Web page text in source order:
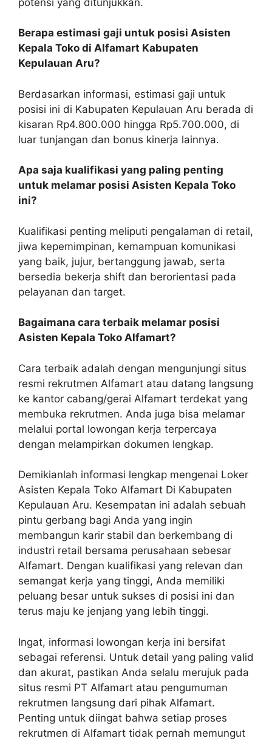
Berapa estimasi gaji untuk posisi Asisten
Kepala Toko di Alfamart Kabupaten
Kepulauan Aru?
Berdasarkan informasi, estimasi gaji untuk
posisi ini di Kabupaten Kepulauan Aru berada di
kisaran Rp4.800.000 hingga Rp5.700.000, di
luar tunjangan dan bonus kinerja lainnya.
Apa saja kualifikasi yang paling penting
untuk melamar posisi Asisten Kepala Toko
ini?
Kualifikasi penting meliputi pengalaman di retail,
jiwa kepemimpinan, kemampuan komunikasi
yang baik, jujur, bertanggung jawab, serta
bersedia bekerja shift dan berorientasi pada
pelayanan dan target.
Bagaimana cara terbaik melamar posisi
Asisten Kepala Toko Alfamart?
Cara terbaik adalah dengan mengunjungi situs
resmi rekrutmen Alfamart atau datang langsung
ke kantor cabang/gerai Alfamart terdekat yang
membuka rekrutmen. Anda juga bisa melamar
melalui portal lowongan kerja terpercaya
dengan melampirkan dokumen lengkap.
Demikianlah informasi lengkap mengenai Loker
Asisten Kepala Toko Alfamart Di Kabupaten
Kepulauan Aru. Kesempatan ini adalah sebuah
pintu gerbang bagi Anda yang ingin
membangun karir stabil dan berkembang di
industri retail bersama perusahaan sebesar
Alfamart. Dengan kualifikasi yang relevan dan
semangat kerja yang tinggi, Anda memiliki
peluang besar untuk sukses di posisi ini dan
terus maju ke jenjang yang lebih tinggi.
Ingat, informasi lowongan kerja ini bersifat
sebagai referensi. Untuk detail yang paling valid
dan akurat, pastikan Anda selalu merujuk pada
situs resmi PT Alfamart atau pengumuman
rekrutmen langsung dari pihak Alfamart.
Penting untuk diingat bahwa setiap proses
rekrutmen di Alfamart tidak pernah memungut